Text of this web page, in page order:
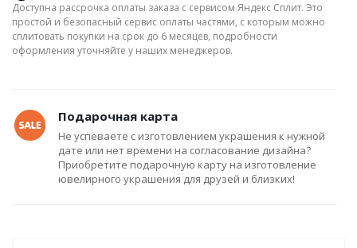
Доступна рассрочка оплаты заказа с сервисом Яндекс Сплит. Это
простой и безопасный сервис оплаты частями, с которым можно
сплитовать покупки на срок до 6 месяцев, подробности
оформления уточняйте у наших менеджеров.
Подарочная карта
Не успеваете с изготовлением украшения к нужной
дате или нет времени на согласование дизайна?
Приобретите подарочную карту на изготовление
ювелирного украшения для друзей и близких!